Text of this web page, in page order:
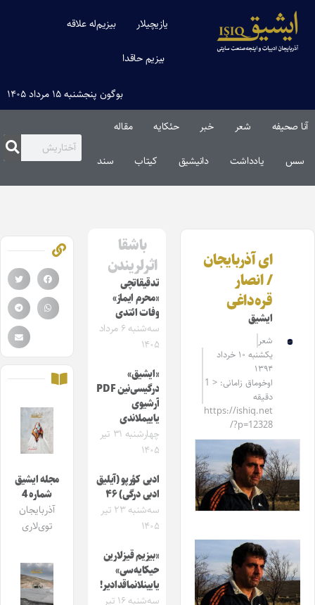
یازیچیلار بیزیم‌له علاقه
بیزیم حاقدا
بوگون پنجشنبه ۱۵ مرداد ۱۴۰۵
آنا صحیفه شعر خبر حئکایه مقاله‌
سس یادداشت دانیشیق کیتاب سند
ای آذربایجان
/ انصار
قره‌داغی
ایشیق
شعر
یکشنبه ۱۰ خرداد
۱۳۹۴
اوخوماق زامانی: < 1
دقیقه
https://ishiq.net
/?p=12328
باشقا
اثرلریندن
تدقیقاتچی
«محرم ایماز»
وفات ائتدی
سه‌شنبه ۶ مرداد
۱۴۰۵
«ایشیق»
درگیسی‌نین PDF
آرشیوی
یاییملاندی
چهارشنبه ۳۱ تیر
۱۴۰۵
ادبی کؤرپو (آیلیق
ادبی درگی) ۴۶
سه‌شنبه ۲۳ تیر
۱۴۰۵
«بیزیم قیزلارین
حیکایه‌سی»
یایینلانماقدادیر!
سه‌شنبه ۱۶ تیر
مجله ایشیق
شماره 4
آذربایجان
توی‌لاری